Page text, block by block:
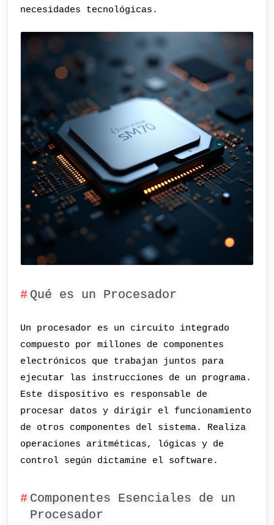
necesidades tecnológicas.
Qué es un Procesador
Un procesador es un circuito integrado
compuesto por millones de componentes
electrónicos que trabajan juntos para
ejecutar las instrucciones de un programa.
Este dispositivo es responsable de
procesar datos y dirigir el funcionamiento
de otros componentes del sistema. Realiza
operaciones aritméticas, lógicas y de
control según dictamine el software.
Componentes Esenciales de un
Procesador